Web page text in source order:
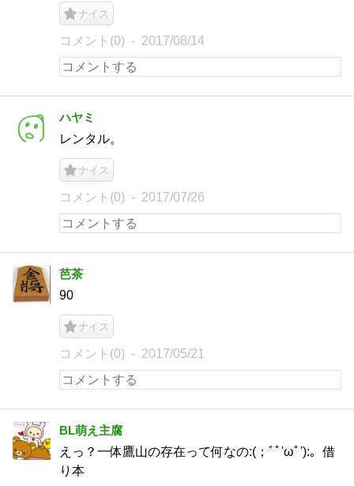
ナイス
コメント(0) 2017/08/14
ハヤミ
レンタル。
ナイス
コメント(0) 2017/07/26
芭茶
90
ナイス
コメント(0) 2017/05/21
BL萌え主腐
えっ？一体鷹山の存在って何なの:(；ﾞﾟ'ωﾟ'):。借
り本